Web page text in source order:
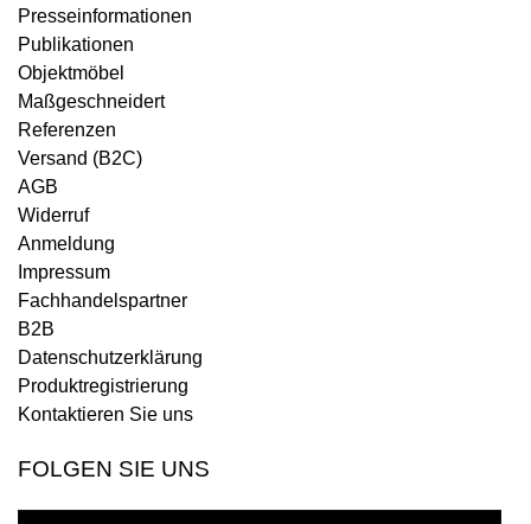
Presseinformationen
Publikationen
Objektmöbel
Maßgeschneidert
Referenzen
Versand (B2C)
AGB
Widerruf
Anmeldung
Impressum
Fachhandelspartner
B2B
Datenschutzerklärung
Produktregistrierung
Kontaktieren Sie uns
FOLGEN SIE UNS